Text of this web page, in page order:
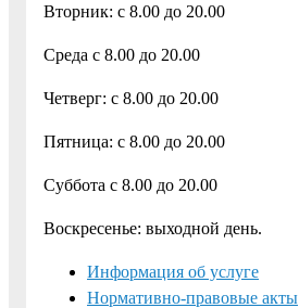
Вторник: с 8.00 до 20.00
Среда с 8.00 до 20.00
Четверг: с 8.00 до 20.00
Пятница: с 8.00 до 20.00
Суббота с 8.00 до 20.00
Воскресенье: выходной день.
Информация об услуге
Нормативно-правовые акты